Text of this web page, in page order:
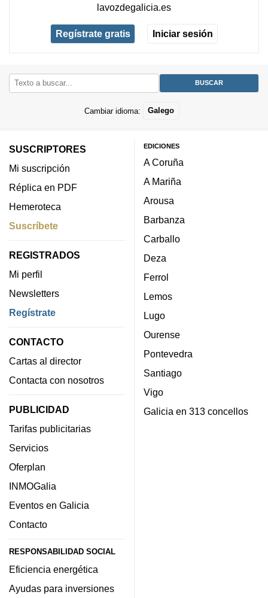
lavozdegalicia.es
Regístrate gratis Iniciar sesión
Cambiar idioma: Galego
SUSCRIPTORES
Mi suscripción
Réplica en PDF
Hemeroteca
Suscríbete
REGISTRADOS
Mi perfil
Newsletters
Regístrate
CONTACTO
Cartas al director
Contacta con nosotros
PUBLICIDAD
Tarifas publicitarias
Servicios
Oferplan
INMOGalia
Eventos en Galicia
Contacto
RESPONSABILIDAD SOCIAL
Eficiencia energética
Ayudas para inversiones
EDICIONES
A Coruña
A Mariña
Arousa
Barbanza
Carballo
Deza
Ferrol
Lemos
Lugo
Ourense
Pontevedra
Santiago
Vigo
Galicia en 313 concellos